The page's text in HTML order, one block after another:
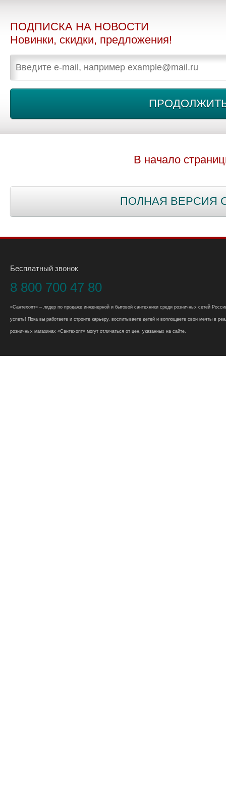
ПОДПИСКА НА НОВОСТИ
Новинки, скидки, предложения!
В начало
ПОЛНАЯ ВЕРСИЯ
Бесплатный звонок
8 800 700 47 80
«Сантехопт» – лидер по продаже инженерной и бытовой сантехники среди розничных сетей
успеть! Пока вы работаете и строите карьеру, воспитываете детей и воплощаете свои мечты в
розничных магазинах «Сантехопт» могут отличаться от цен, указанных на сайте.